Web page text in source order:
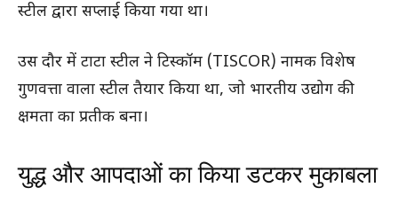
स्टील द्वारा सप्लाई किया गया था।
उस दौर में टाटा स्टील ने टिस्कॉम (TISCOR) नामक विशेष
गुणवत्ता वाला स्टील तैयार किया था, जो भारतीय उद्योग की
क्षमता का प्रतीक बना।
युद्ध और आपदाओं का किया डटकर मुकाबला